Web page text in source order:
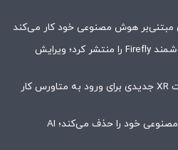
مبتنی‌بر هوش مصنوعی خود کار می‌کند
ادوبی بتای عمومی دستیار هوشمند Firefly را منتشر کرد؛ ویرایش
سامسونگ روی توسعه هدست XR جدیدی برای ورود به متاورس کار
گوگل پاسخ‌های عجیب هوش مصنوعی خود را حذف می‌کند؛ AI